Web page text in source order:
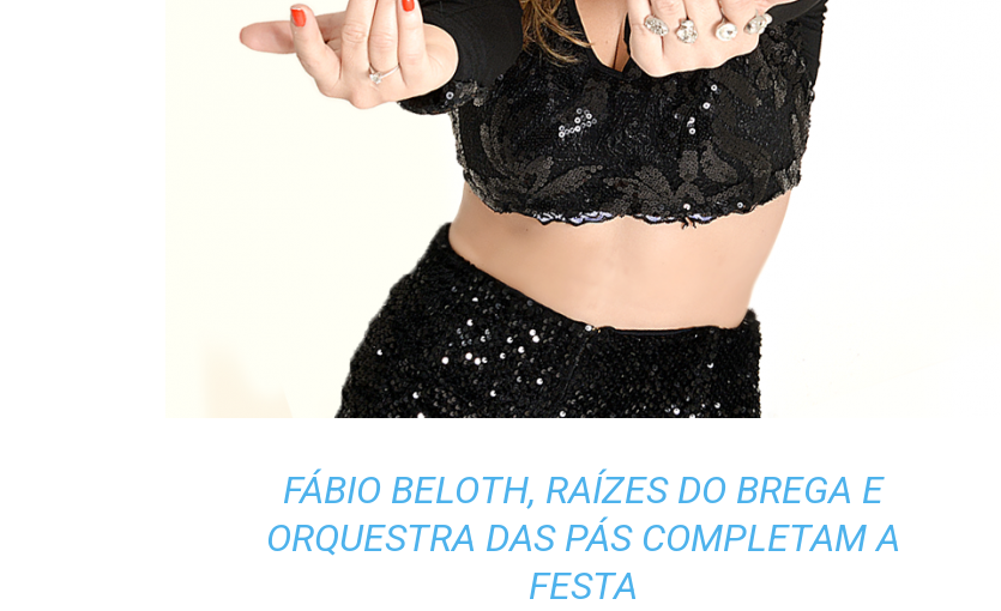
FÁBIO BELOTH, RAÍZES DO BREGA E
ORQUESTRA DAS PÁS COMPLETAM A
FESTA